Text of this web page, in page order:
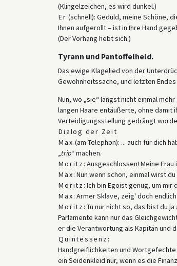
nationale und internationale Tennistitel.
(Klingelzeichen, es wird dunkel.)
Er (schnell): Geduld, meine Schöne,
Ihnen aufgerollt – ist in Ihre Hand
(Der Vorhang hebt sich.)
Tyrann und Pantoffelheld.
Das ewige Klagelied von der
Gewohnheitssache, und letzten
Nun, wo „sie“ längst nicht einmal
langen Haare entäußerte, ohne damit
Verteidigungsstellung gedrängt
Dialog der Zeit
Max (am Telephon): ... auch für dich
„trip“ machen.
Moritz: Ausgeschlossen! Meine
Max: Nun wenn schon, einmal wirst
Moritz: Ich bin Egoist genug, um
Max: Armer Sklave, zeig' doch
Moritz: Tu nur nicht so, das bist du ja
Parlamente kann nur das
er die Verantwortung als Kapitän und
Quintessenz:
Handgreiflichkeiten und
ein Seidenkleid nur, wenn es die